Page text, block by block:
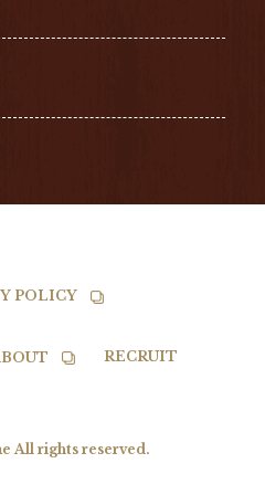
POLICY
All rights reserved.
RECRUIT